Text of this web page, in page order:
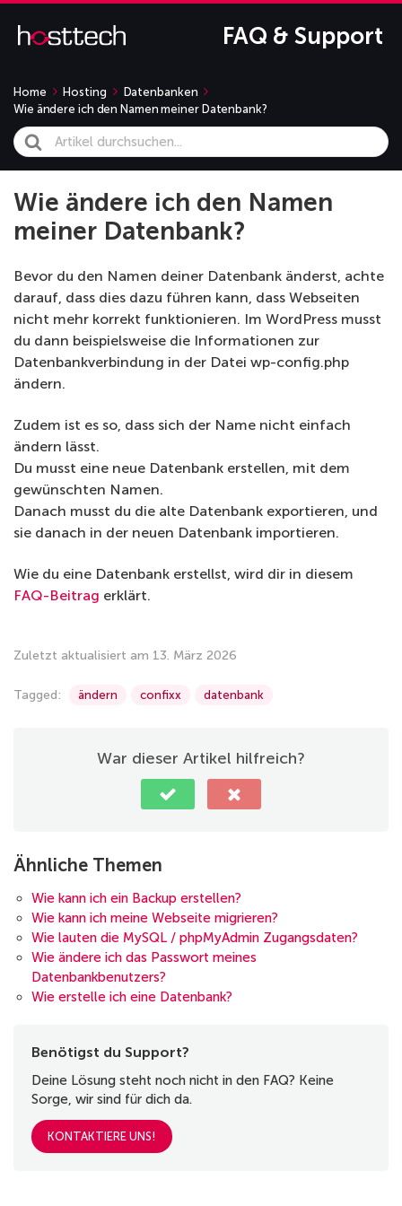
FAQ & Support
Home Hosting
Datenbanken
Wie ändere ich den Namen meiner Datenbank?
Search
For
Wie ändere ich den Namen
meiner Datenbank?
Bevor du den Namen deiner Datenbank änderst, achte
darauf, dass dies dazu führen kann, dass Webseiten
nicht mehr korrekt funktionieren. Im WordPress musst
du dann beispielsweise die Informationen zur
Datenbankverbindung in der Datei wp-config.php
ändern.
Zudem ist es so, dass sich der Name nicht einfach
ändern lässt.
Du musst eine neue Datenbank erstellen, mit dem
gewünschten Namen.
Danach musst du die alte Datenbank exportieren, und
sie danach in der neuen Datenbank importieren.
Wie du eine Datenbank erstellst, wird dir in diesem
FAQ-Beitrag erklärt.
Zuletzt aktualisiert am 13. März 2026
Tagged: ändern confixx datenbank
War dieser Artikel hilfreich?
Ähnliche Themen
Wie kann ich ein Backup erstellen?
Wie kann ich meine Webseite migrieren?
Wie lauten die MySQL / phpMyAdmin Zugangsdaten?
Wie ändere ich das Passwort meines
Datenbankbenutzers?
Wie erstelle ich eine Datenbank?
Benötigst du Support?
Deine Lösung steht noch nicht in den FAQ? Keine
Sorge, wir sind für dich da.
KONTAKTIERE UNS!